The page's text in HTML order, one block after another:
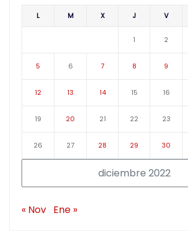
diciembre 2022
L M X J V
1 2
5 6 7 8 9
12 13 14 15 16
19 20 21 22 23
26 27 28 29 30
« Nov Ene »